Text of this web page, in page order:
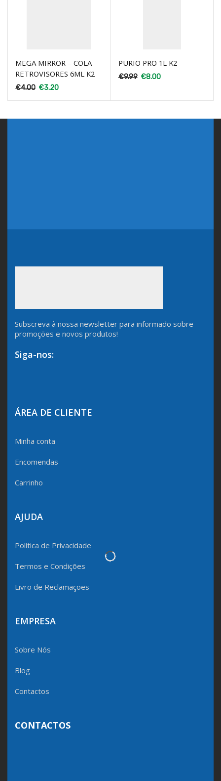
MEGA MIRROR – COLA
RETROVISORES 6ML K2
€4.00 €3.20
PURIO PRO 1L K2
€9.99 €8.00
Subscreva à nossa newsletter para informado sobre
promoções e novos produtos!
Siga-nos:
ÁREA DE CLIENTE
Minha conta
Encomendas
Carrinho
AJUDA
Política de Privacidade
Termos e Condições
Livro de Reclamações
EMPRESA
Sobre Nós
Blog
Contactos
CONTACTOS